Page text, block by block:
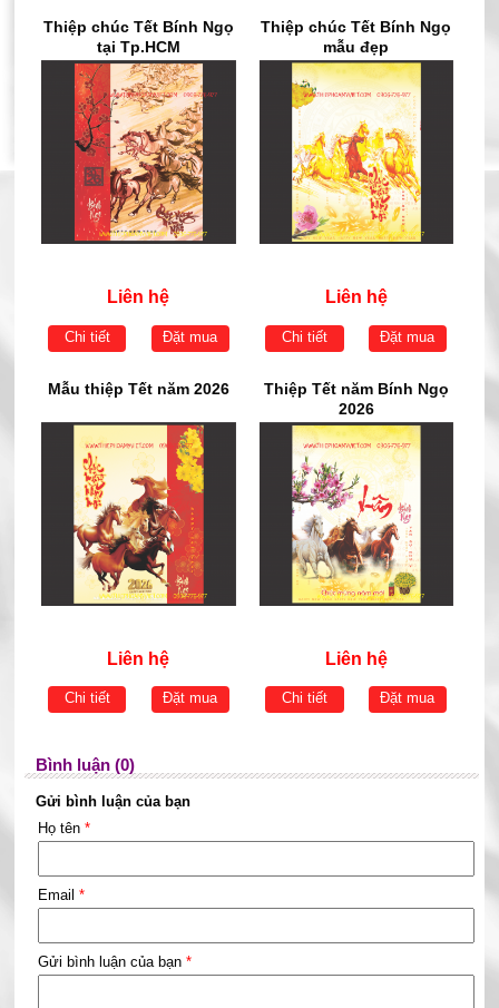
Thiệp chúc Tết Bính Ngọ
tại Tp.HCM
Liên hệ
Chi tiết Đặt mua
Thiệp chúc Tết Bính Ngọ
mẫu đẹp
Liên hệ
Chi tiết Đặt mua
Mẫu thiệp Tết năm 2026
Liên hệ
Chi tiết Đặt mua
Thiệp Tết năm Bính Ngọ
2026
Liên hệ
Chi tiết Đặt mua
Bình luận (0)
Gửi bình luận của bạn
Họ tên *
Email *
Gửi bình luận của bạn *